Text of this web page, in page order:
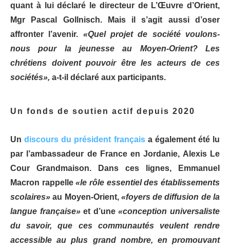
quant à lui déclaré le directeur de L’Œuvre d’Orient,
Mgr Pascal Gollnisch. Mais il s’agit aussi d’oser
affronter l’avenir. «Quel projet de société voulons-
nous pour la jeunesse au Moyen-Orient? Les
chrétiens doivent pouvoir être les acteurs de ces
sociétés», a-t-il déclaré aux participants.
Un fonds de soutien actif depuis 2020
Undiscours du président françaisa également été lu
par l’ambassadeur de France en Jordanie, Alexis Le
Cour Grandmaison. Dans ces lignes, Emmanuel
Macron rappelle«le rôle essentiel des établissements
scolaires» au Moyen-Orient, «foyers de diffusion de la
langue française»et d’une«conception universaliste
du savoir, que ces communautés veulent rendre
accessible au plus grand nombre, en promouvant